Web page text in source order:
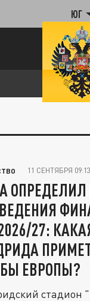
ЮГ
11 СЕНТЯБРЯ 09:13
ОПРЕДЕЛИЛ
27:
ЕВРОПЫ?
стадион